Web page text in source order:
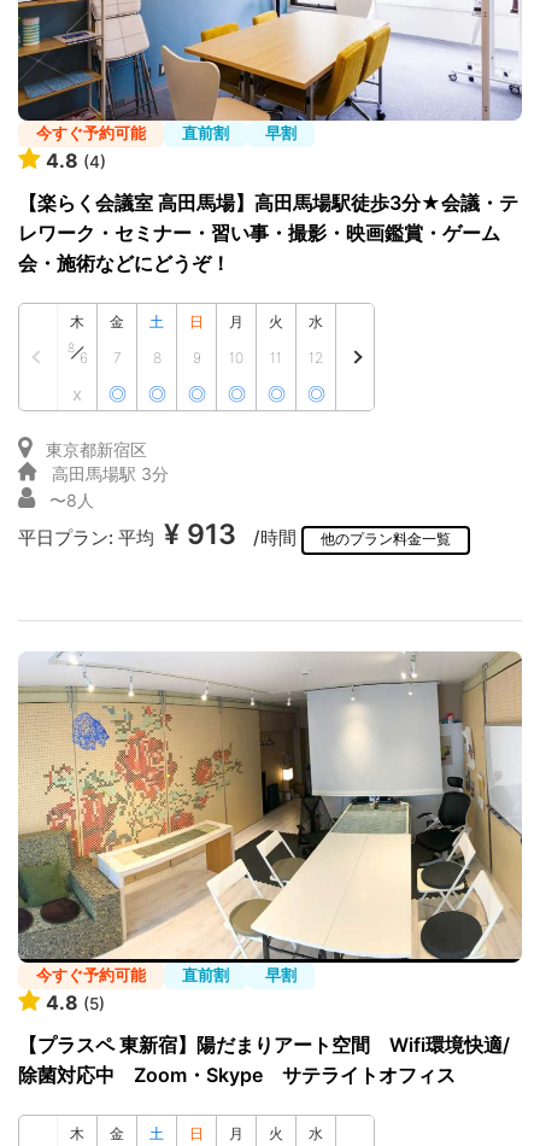
今すぐ予約可能 直前割 早割
4.8 (4)
【楽らく会議室 高田馬場】高田馬場駅徒歩3分★会議・テ
レワーク・セミナー・習い事・撮影・映画鑑賞・ゲーム
会・施術などにどうぞ！
木
8
6
x
金
7
◎
土
8
◎
日
9
◎
月
10
◎
火
11
◎
水
12
◎
東京都新宿区
高田馬場駅 3分
〜8人
平日プラン: 平均 ¥ 913 /時間 他のプラン料金一覧
今すぐ予約可能 直前割 早割
4.8 (5)
【プラスペ 東新宿】陽だまりアート空間 Wifi環境快適/
除菌対応中 Zoom・Skype サテライトオフィス
木
金
土
日
月
火
水